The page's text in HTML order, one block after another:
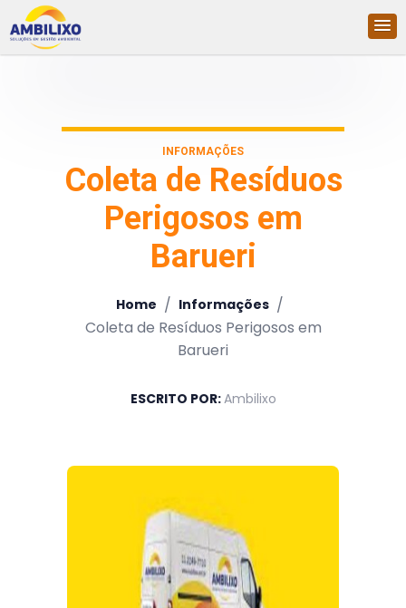
INFORMAÇÕES
Coleta de Resíduos
Perigosos em
Barueri
Home / Informações /
Coleta de Resíduos Perigosos em
Barueri
ESCRITO POR:Ambilixo